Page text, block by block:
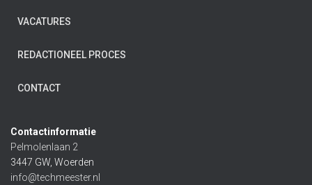
VACATURES
REDACTIONEEL PROCES
CONTACT
Contactinformatie
Pelmolenlaan 2
3447 GW, Woerden
info@techmeester.nl